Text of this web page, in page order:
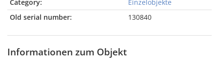
Category:
Einzelobjekte
Old serial number:
130840
Informationen zum Objekt